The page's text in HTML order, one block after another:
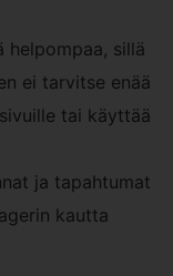
helpompaa, sillä
ei tarvitse enää
tai käyttää
ja tapahtumat
kautta